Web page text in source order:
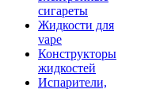
сигареты
Жидкости для
vape
Конструкторы
жидкостей
Испарители,